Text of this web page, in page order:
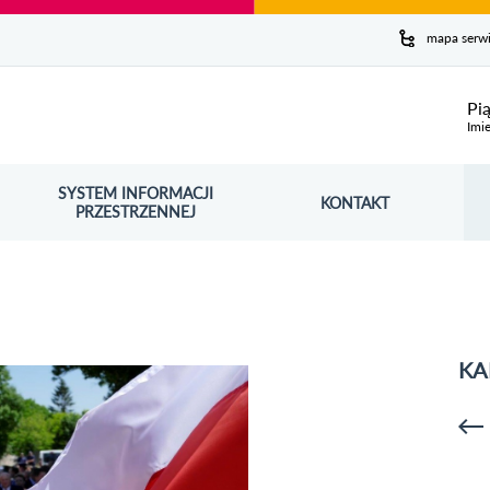
mapa
SYSTEM INFORMACJI
PRZESTRZENNEJ
OTWORZY SIĘ W NOWYM OKNIE KONTAKT